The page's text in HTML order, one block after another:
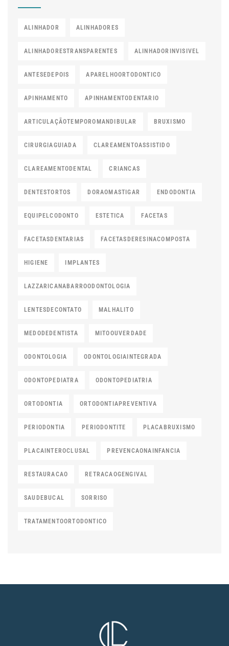
ALINHADOR ALINHADORES
ALINHADORESTRANSPARENTES ALINHADORINVISIVEL
ANTESEDEPOIS APARELHOORTODONTICO
APINHAMENTO APINHAMENTODENTARIO
ARTICULAÇÃOTEMPOROMANDIBULAR BRUXISMO
CIRURGIAGUIADA CLAREAMENTOASSISTIDO
CLAREAMENTODENTAL CRIANCAS
DENTESTORTOS DORAOMASTIGAR ENDODONTIA
EQUIPELCODONTO ESTETICA FACETAS
FACETASDENTARIAS FACETASDERESINACOMPOSTA
HIGIENE IMPLANTES
LAZZARICANABARROODONTOLOGIA
LENTESDECONTATO MALHALITO
MEDODEDENTISTA MITOOUVERDADE
ODONTOLOGIA ODONTOLOGIAINTEGRADA
ODONTOPEDIATRA ODONTOPEDIATRIA
ORTODONTIA ORTODONTIAPREVENTIVA
PERIODONTIA PERIODONTITE PLACABRUXISMO
PLACAINTEROCLUSAL PREVENCAONAINFANCIA
RESTAURACAO RETRACAOGENGIVAL
SAUDEBUCAL SORRISO
TRATAMENTOORTODONTICO